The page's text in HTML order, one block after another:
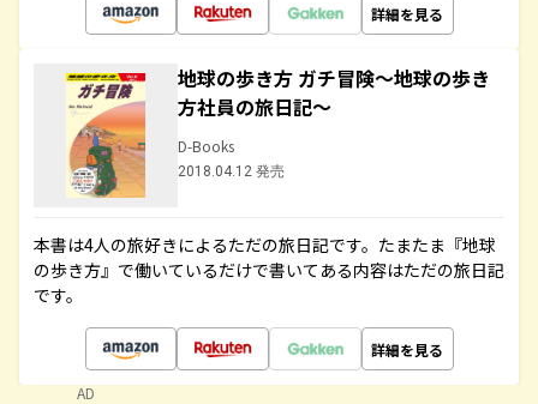
詳細を見る
地球の歩き方 ガチ冒険～地球の歩き
方社員の旅日記～
D-Books
2018.04.12 発売
本書は4人の旅好きによるただの旅日記です。たまたま『地球
の歩き方』で働いているだけで書いてある内容はただの旅日記
です。
詳細を見る
AD